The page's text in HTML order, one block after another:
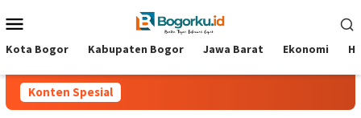
ke
Mobile
Kota Bogor Kabupaten Bogor Jawa Barat Ekonomi
Konten Spesial